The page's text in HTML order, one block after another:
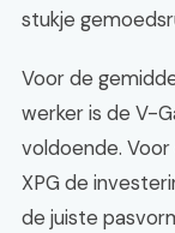
stukje
Voor de
werker is de V-
voldoende.
XPG de
de juiste